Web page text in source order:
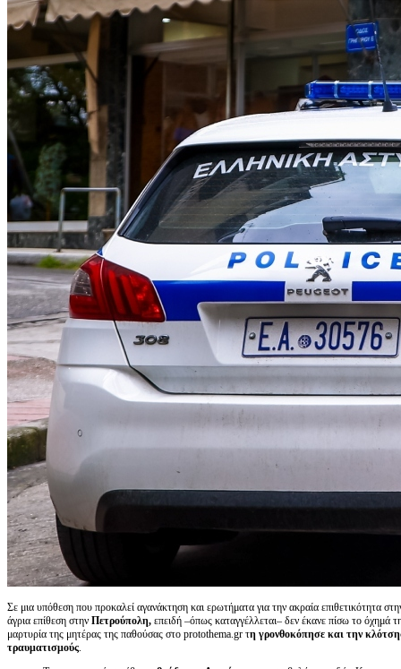
Σε μια υπόθεση που προκαλεί αγανάκτηση και ερωτήματα για την ακραία επιθετικότητα
άγρια επίθεση στην Πετρούπολη, επειδή –όπως καταγγέλλεται– δεν έκανε πίσω το
μαρτυρία της μητέρας της παθούσας στο protothema.gr τη γρονθοκόπησε και την
τραυματισμούς.